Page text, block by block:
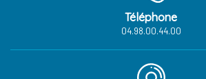
Téléphone
04.98.00.44.00